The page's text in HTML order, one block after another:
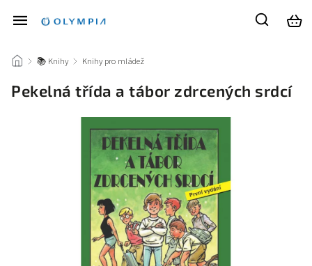
/ 📚 Knihy / Knihy pro mládež
Pekelná třída a tábor zdrcených srdcí